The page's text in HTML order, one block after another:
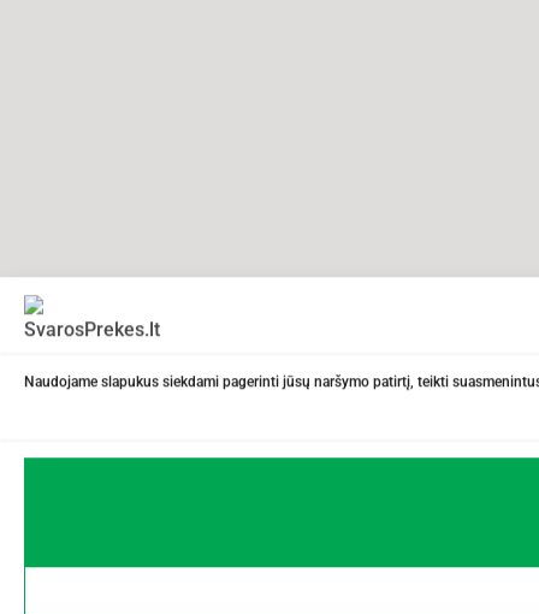
Naudojame slapukus siekdami pagerinti jūsų naršymo patirtį, teikti